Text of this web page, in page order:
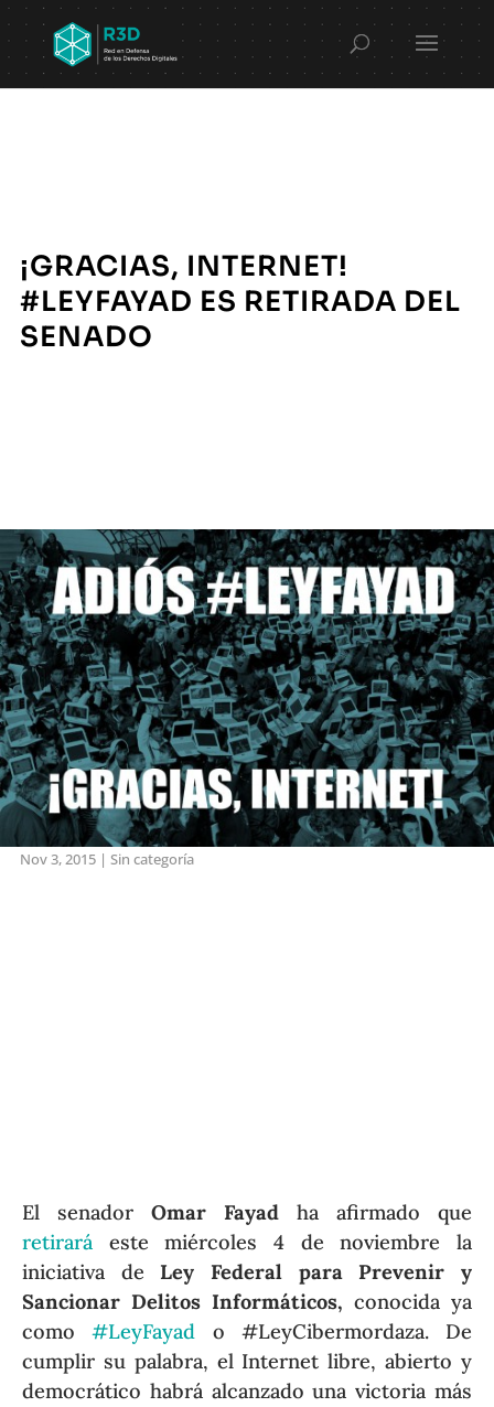
¡GRACIAS, INTERNET!
#LEYFAYAD ES RETIRADA DEL
SENADO
Nov 3, 2015| Sin categoría
El senadorOmar Fayad ha afirmado que
retirará este miércoles 4 de noviembre la
iniciativa de Ley Federal para Prevenir y
Sancionar Delitos Informáticos, conocida ya
como#LeyFayad o #LeyCibermordaza. De
cumplir su palabra, el Internet libre, abierto y
democrático habrá alcanzado una victoria más